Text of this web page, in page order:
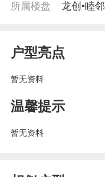
所属楼盘 龙创•睦邻
户型亮点
暂无资料
温馨提示
暂无资料